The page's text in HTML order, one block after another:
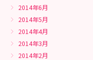
2014年6月
2014年5月
2014年4月
2014年3月
2014年2月